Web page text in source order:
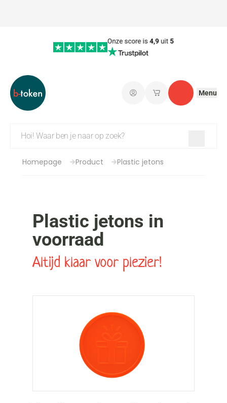
AanmeldenMijn opgeslagen
Contact
Menu
Homepage Product Plastic jetons
Plastic jetons in
voorraad
Altijd klaar voor plezier!